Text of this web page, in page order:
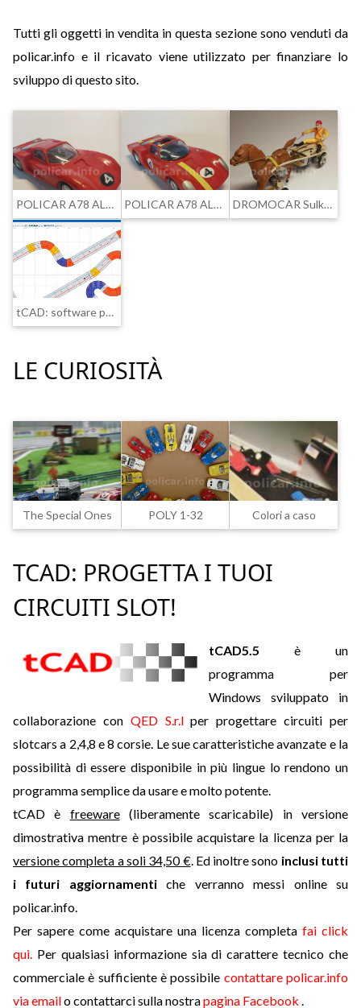
Tutti gli oggetti in vendita in questa sezione sono venduti da
policar.info e il ricavato viene utilizzato per finanziare lo
sviluppo di questo sito.
POLICAR A78 ALFA ROMEO 33/2 DAYTONA #4 NUMERI NERI POLICAR A78 ALFA ROMEO DAYTONA 33/2 SPYDER by TOPTOYS #4 DROMOCAR Sulky 203D - Buono stato di conservazione. RARO
tCAD: software per progettare circuiti slot
LE CURIOSITÀ
The Special Ones POLY 1-32 Colori a caso
TCAD: PROGETTA I TUOI
CIRCUITI SLOT!
tCAD5.5 è un
programma per
Windows sviluppato in
collaborazione con QED S.r.lper progettare circuiti per
slotcars a 2,4,8 e 8 corsie. Le sue caratteristiche avanzate e la
possibilità di essere disponibile in più lingue lo rendono un
programma semplice da usare e molto potente.
tCAD è freeware(liberamente scaricabile) in versione
dimostrativa mentre è possibile acquistare la licenza per la
versione completa a soli 34,50 €. Ed inoltre sono inclusi tutti
i futuri aggiornamentiche verranno messi online su
policar.info.
Per sapere come acquistare una licenza completa fai click
qui. Per qualsiasi informazione sia di carattere tecnico che
commerciale è sufficiente è possibile contattare policar.info
via emailo contattarci sulla nostrapagina Facebook .